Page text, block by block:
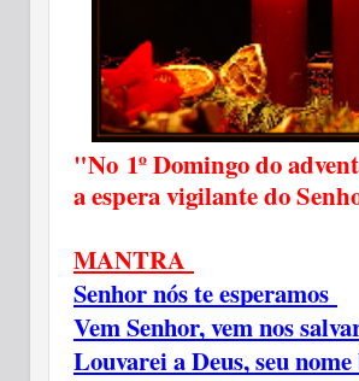
"No 1º Domingo do
a espera vigilante do
MANTRA
Senhor nós te esperamos
Vem Senhor, vem nos
Louvarei a Deus, seu